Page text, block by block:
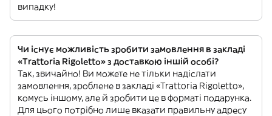
випадку!
Чи існує можливість зробити замовлення в закладі
«Trattoria Rigoletto» з доставкою іншій особі?
Так, звичайно! Ви можете не тільки надіслати
замовлення, зроблене в закладі «Trattoria Rigoletto»,
комусь іншому, але й зробити це в форматі подарунка.
Для цього потрібно лише вказати правильну адресу